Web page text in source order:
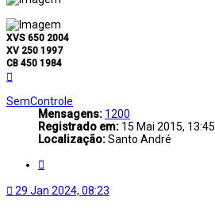
XVS 650 2004
XV 250 1997
CB 450 1984
topo
SemControle
Mensagens: 1200
Registrado em: 15 Mai 2015, 13:45
Localização:Santo André
29 Jan 2024, 08:23